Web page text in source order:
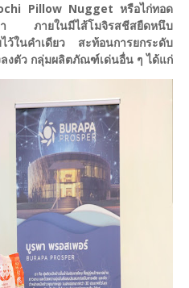
Pillow Nugget หรือไก่ทอด
บา ภายในมีไส้โมจิรสชีสยืดหนึบ
ว้ในคำเดียว สะท้อนการยกระดับ
งตัว กลุ่มผลิตภัณฑ์เด่นอื่น ๆ ได้แก่